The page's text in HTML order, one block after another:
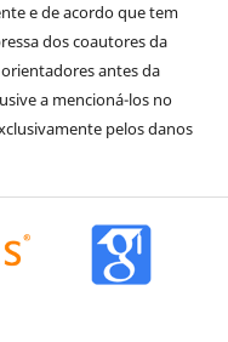
e de acordo que tem
dos coautores da
antes da
a mencioná-los no
pelos danos